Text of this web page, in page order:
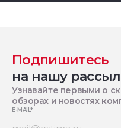
Подпишитесь
на нашу
Узнавайте первыми о
обзорах и новостях
E-MAIL*